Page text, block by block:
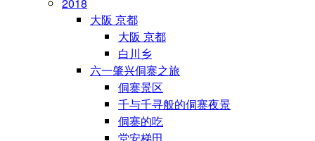
2018
大阪 京都
大阪 京都
白川乡
六一肇兴侗寨之旅
侗寨景区
千与千寻般的侗寨夜景
侗寨的吃